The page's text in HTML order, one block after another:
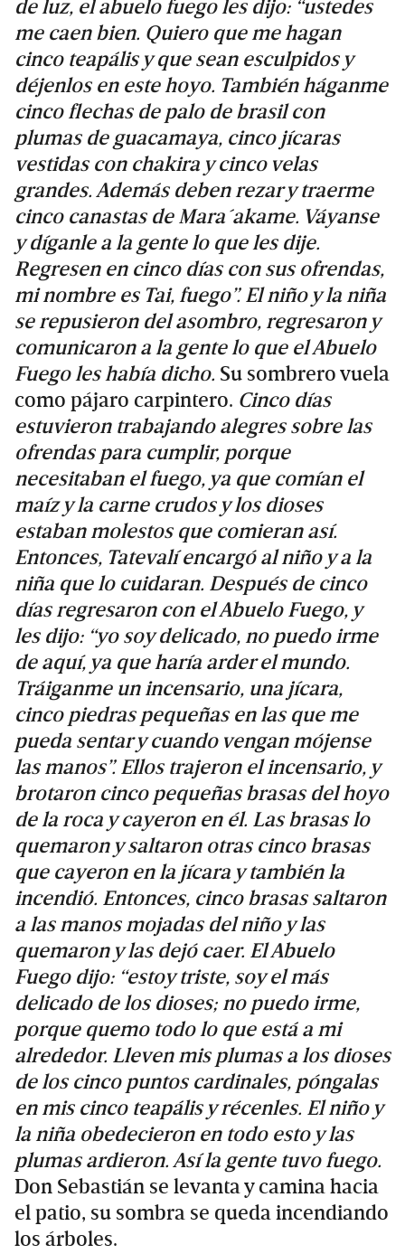
de luz, el abuelo fuego les dijo: “ustedes
me caen bien. Quiero que me hagan
cinco teapális y que sean esculpidos y
déjenlos en este hoyo. También háganme
cinco flechas de palo de brasil con
plumas de guacamaya, cinco jícaras
vestidas con chakira y cinco velas
grandes. Además deben rezar y traerme
cinco canastas de Mara´akame. Váyanse
y díganle a la gente lo que les dije.
Regresen en cinco días con sus ofrendas,
mi nombre es Tai, fuego”. El niño y la niña
se repusieron del asombro, regresaron y
comunicaron a la gente lo que el Abuelo
Fuego les había dicho. Su sombrero vuela
como pájaro carpintero. Cinco días
estuvieron trabajando alegres sobre las
ofrendas para cumplir, porque
necesitaban el fuego, ya que comían el
maíz y la carne crudos y los dioses
estaban molestos que comieran así.
Entonces, Tatevalí encargó al niño y a la
niña que lo cuidaran. Después de cinco
días regresaron con el Abuelo Fuego, y
les dijo: “yo soy delicado, no puedo irme
de aquí, ya que haría arder el mundo.
Tráiganme un incensario, una jícara,
cinco piedras pequeñas en las que me
pueda sentar y cuando vengan mójense
las manos”. Ellos trajeron el incensario, y
brotaron cinco pequeñas brasas del hoyo
de la roca y cayeron en él. Las brasas lo
quemaron y saltaron otras cinco brasas
que cayeron en la jícara y también la
incendió. Entonces, cinco brasas saltaron
a las manos mojadas del niño y las
quemaron y las dejó caer. El Abuelo
Fuego dijo: “estoy triste, soy el más
delicado de los dioses; no puedo irme,
porque quemo todo lo que está a mi
alrededor. Lleven mis plumas a los dioses
de los cinco puntos cardinales, póngalas
en mis cinco teapális y récenles. El niño y
la niña obedecieron en todo esto y las
plumas ardieron. Así la gente tuvo fuego.
Don Sebastián se levanta y camina hacia
el patio, su sombra se queda incendiando
los árboles.